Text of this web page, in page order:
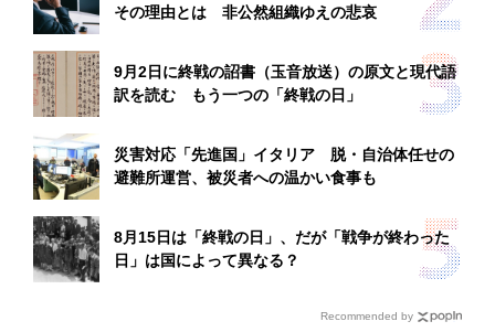
その理由とは 非公然組織ゆえの悲哀
9月2日に終戦の詔書（玉音放送）の原文と現代語
訳を読む もう一つの「終戦の日」
災害対応「先進国」イタリア 脱・自治体任せの
避難所運営、被災者への温かい食事も
8月15日は「終戦の日」、だが「戦争が終わった
日」は国によって異なる？
Recommended by